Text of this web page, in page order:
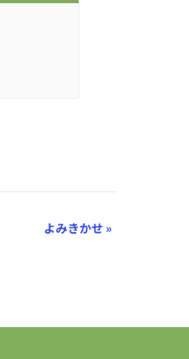
よみきかせ »